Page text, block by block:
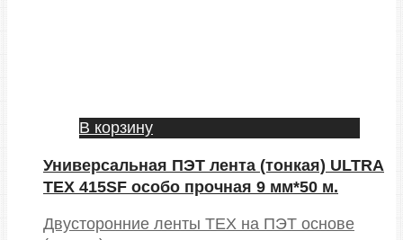
В корзину
Универсальная ПЭТ лента (тонкая) ULTRA
TEX 415SF особо прочная 9 мм*50 м.
Двусторонние ленты TEX на ПЭТ основе